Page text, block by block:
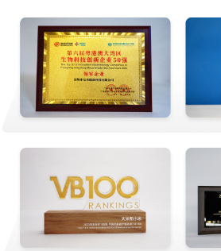
常州中心
江苏省常州市天宁区兰陵街道晋陵
楼）地铁1号线，茶山站2A口1.2公里
南宁青秀中心
南宁市青秀区长湖路13号长湖景苑
西安莲湖中心
西安市莲湖区西大街贡院门9号1栋